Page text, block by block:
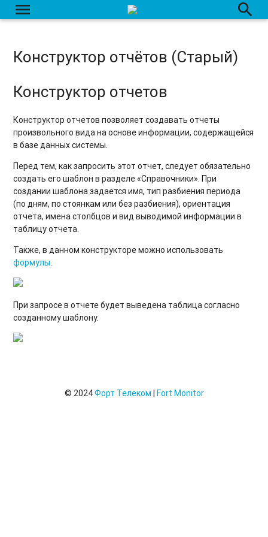
menu search
Конструктор отчётов (Старый)
Конструктор отчетов
Конструктор отчетов позволяет создавать отчеты
произвольного вида на основе информации, содержащейся
в базе данных системы.
Перед тем, как запросить этот отчет, следует обязательно
создать его шаблон в разделе «Справочники». При
создании шаблона задается имя, тип разбиения периода
(по дням, по стоянкам или без разбиения), ориентация
отчета, имена столбцов и вид выводимой информации в
таблицу отчета.
Также, в данном конструкторе можно использовать
формулы.
При запросе в отчете будет выведена таблица согласно
созданному шаблону.
© 2024Форт Телеком | Fort Monitor